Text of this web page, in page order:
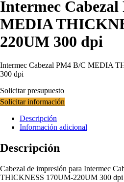
Intermec Cabezal
MEDIA
220UM 300 dpi
Intermec Cabezal PM4 B/C MEDIA
300 dpi
Solicitar presupuesto
Solicitar información
Descripción
Información adicional
Descripción
Cabezal de impresión para Intermec
THICKNESS 170UM-220UM 300 dpi